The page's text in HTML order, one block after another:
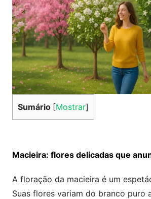
Sumário [Mostrar]
Macieira: flores delicadas que
A floração da macieira é um
Suas flores variam do branco puro